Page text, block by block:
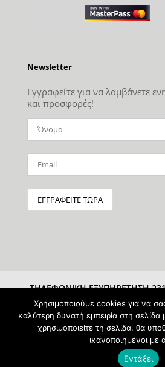
Newsletter
Εγγραφείτε για να λαμβάνετε
και προσφορές!
ΤΗΛΕΦΩΝΙΚΗ ΕΞΥΠΗΡΕΤΗΣΗ
ΣΑΒ 10:00-15:00)
Χρησιμοποιούμε cookies για να
καλύτερη δυνατή εμπειρία στη
χρησιμοποιείτε τη σελίδα, θα
ικανοποιημένοι με
Εντάξει